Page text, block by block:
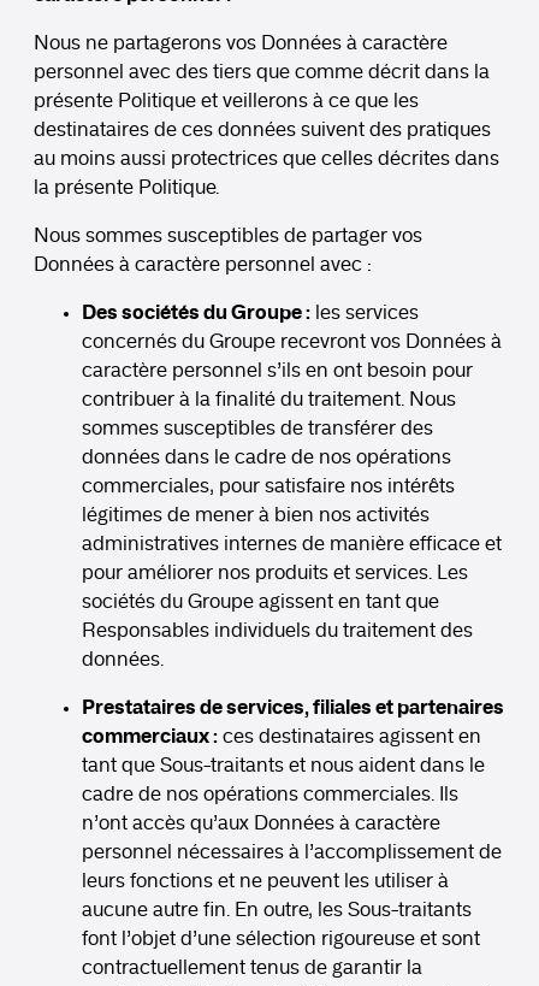
Nous ne partagerons vos Données à caractère
personnel avec des tiers que comme décrit dans la
présente Politique et veillerons à ce que les
destinataires de ces données suivent des pratiques
au moins aussi protectrices que celles décrites dans
la présente Politique.
Nous sommes susceptibles de partager vos
Données à caractère personnel avec :
Des sociétés du Groupe : les services
concernés du Groupe recevront vos Données à
caractère personnel s’ils en ont besoin pour
contribuer à la finalité du traitement. Nous
sommes susceptibles de transférer des
données dans le cadre de nos opérations
commerciales, pour satisfaire nos intérêts
légitimes de mener à bien nos activités
administratives internes de manière efficace et
pour améliorer nos produits et services. Les
sociétés du Groupe agissent en tant que
Responsables individuels du traitement des
données.
Prestataires de services, filiales et partenaires
commerciaux : ces destinataires agissent en
tant que Sous-traitants et nous aident dans le
cadre de nos opérations commerciales. Ils
n’ont accès qu’aux Données à caractère
personnel nécessaires à l’accomplissement de
leurs fonctions et ne peuvent les utiliser à
aucune autre fin. En outre, les Sous-traitants
font l’objet d’une sélection rigoureuse et sont
contractuellement tenus de garantir la